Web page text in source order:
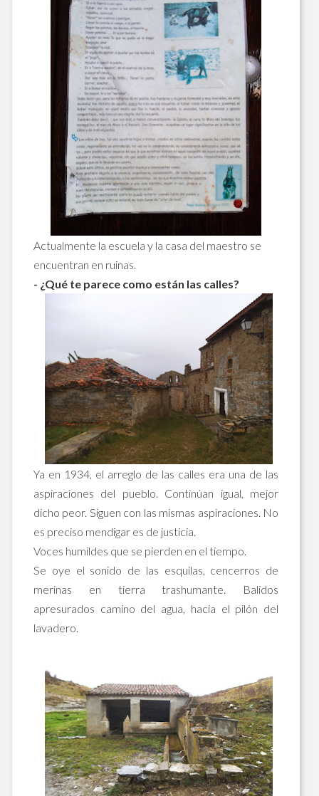
Actualmente la escuela y la casa del maestro se
encuentran en ruinas.
- ¿Qué te parece como están las calles?
Ya en 1934, el arreglo de las calles era una de las
aspiraciones del pueblo. Continúan igual, mejor
dicho peor. Siguen con las mismas aspiraciones. No
es preciso mendigar es de justicia.
Voces humildes que se pierden en el tiempo.
Se oye el sonido de las esquilas, cencerros de
merinas en tierra trashumante. Balidos
apresurados camino del agua, hacia el pilón del
lavadero.